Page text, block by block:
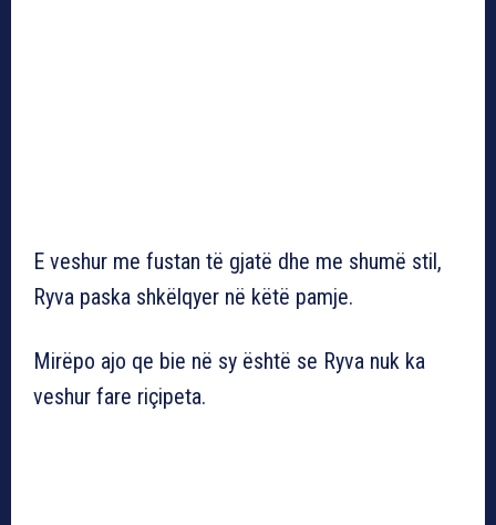
E veshur me fustan të gjatë dhe me shumë stil,
Ryva paska shkëlqyer në këtë pamje.
Mirëpo ajo qe bie në sy është se Ryva nuk ka
veshur fare riçipeta.